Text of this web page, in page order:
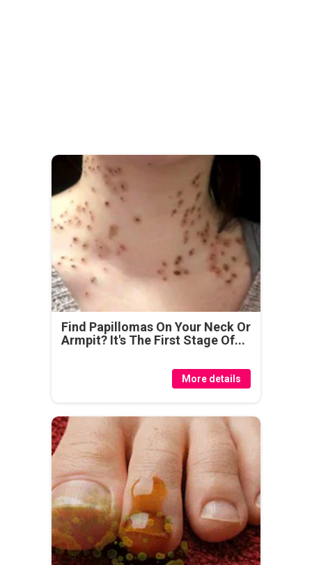
Find Papillomas On Your Neck Or
Armpit? It's The First Stage Of...
More details